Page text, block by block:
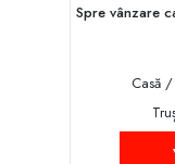
Spre vânzare
Casă